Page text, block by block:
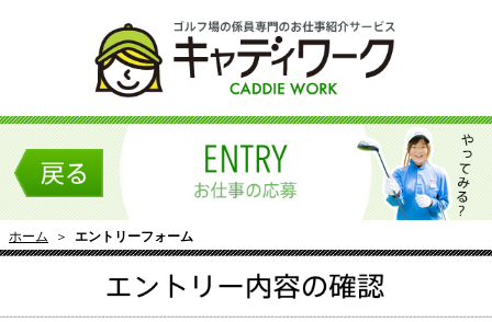
ホーム ＞ エントリーフォーム